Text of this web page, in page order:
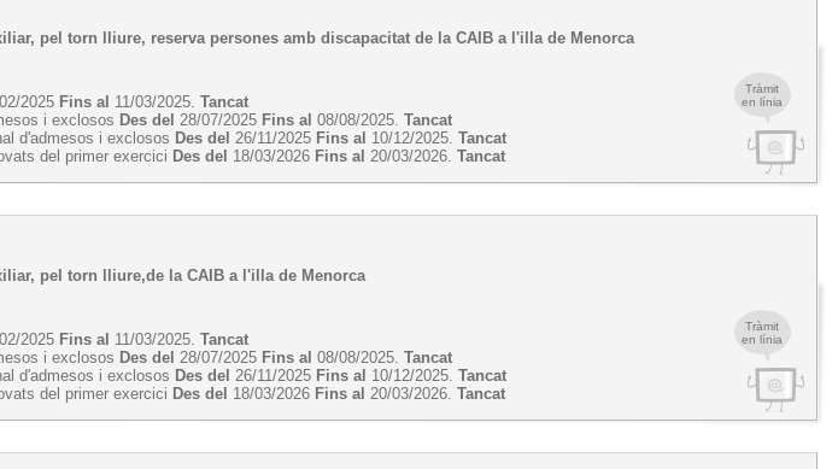
Tràmit
en línia
pel torn lliure, reserva persones amb discapacitat de la CAIB a l'illa de Menorca
2025 Fins al 11/03/2025.Tancat
i exclosos Des del 28/07/2025 Fins al 08/08/2025.Tancat
d'admesos i exclosos Des del 26/11/2025 Fins al 10/12/2025.Tancat
del primer exercici Des del 18/03/2026 Fins al 20/03/2026.Tancat
Tràmit
en línia
pel torn lliure,de la CAIB a l'illa de Menorca
2025 Fins al 11/03/2025.Tancat
i exclosos Des del 28/07/2025 Fins al 08/08/2025.Tancat
d'admesos i exclosos Des del 26/11/2025 Fins al 10/12/2025.Tancat
del primer exercici Des del 18/03/2026 Fins al 20/03/2026.Tancat